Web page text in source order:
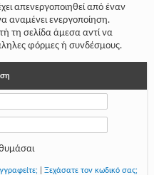
απενεργοποιηθεί από έναν
αναμένει ενεργοποίηση.
τη σελίδα άμεσα αντί να
φόρμες ή συνδέσμους.
Ξεχάσατε τον κωδικό σας;